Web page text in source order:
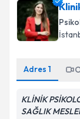
Adres 1
KLİNİK
SAĞLIK